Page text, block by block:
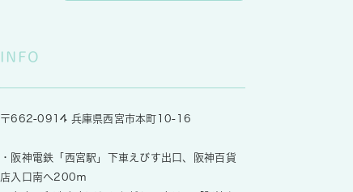
INFO
〒662-0914 兵庫県西宮市本町10-16
・阪神電鉄「西宮駅」下車えびす出口、阪神百貨
店入口南へ200ｍ